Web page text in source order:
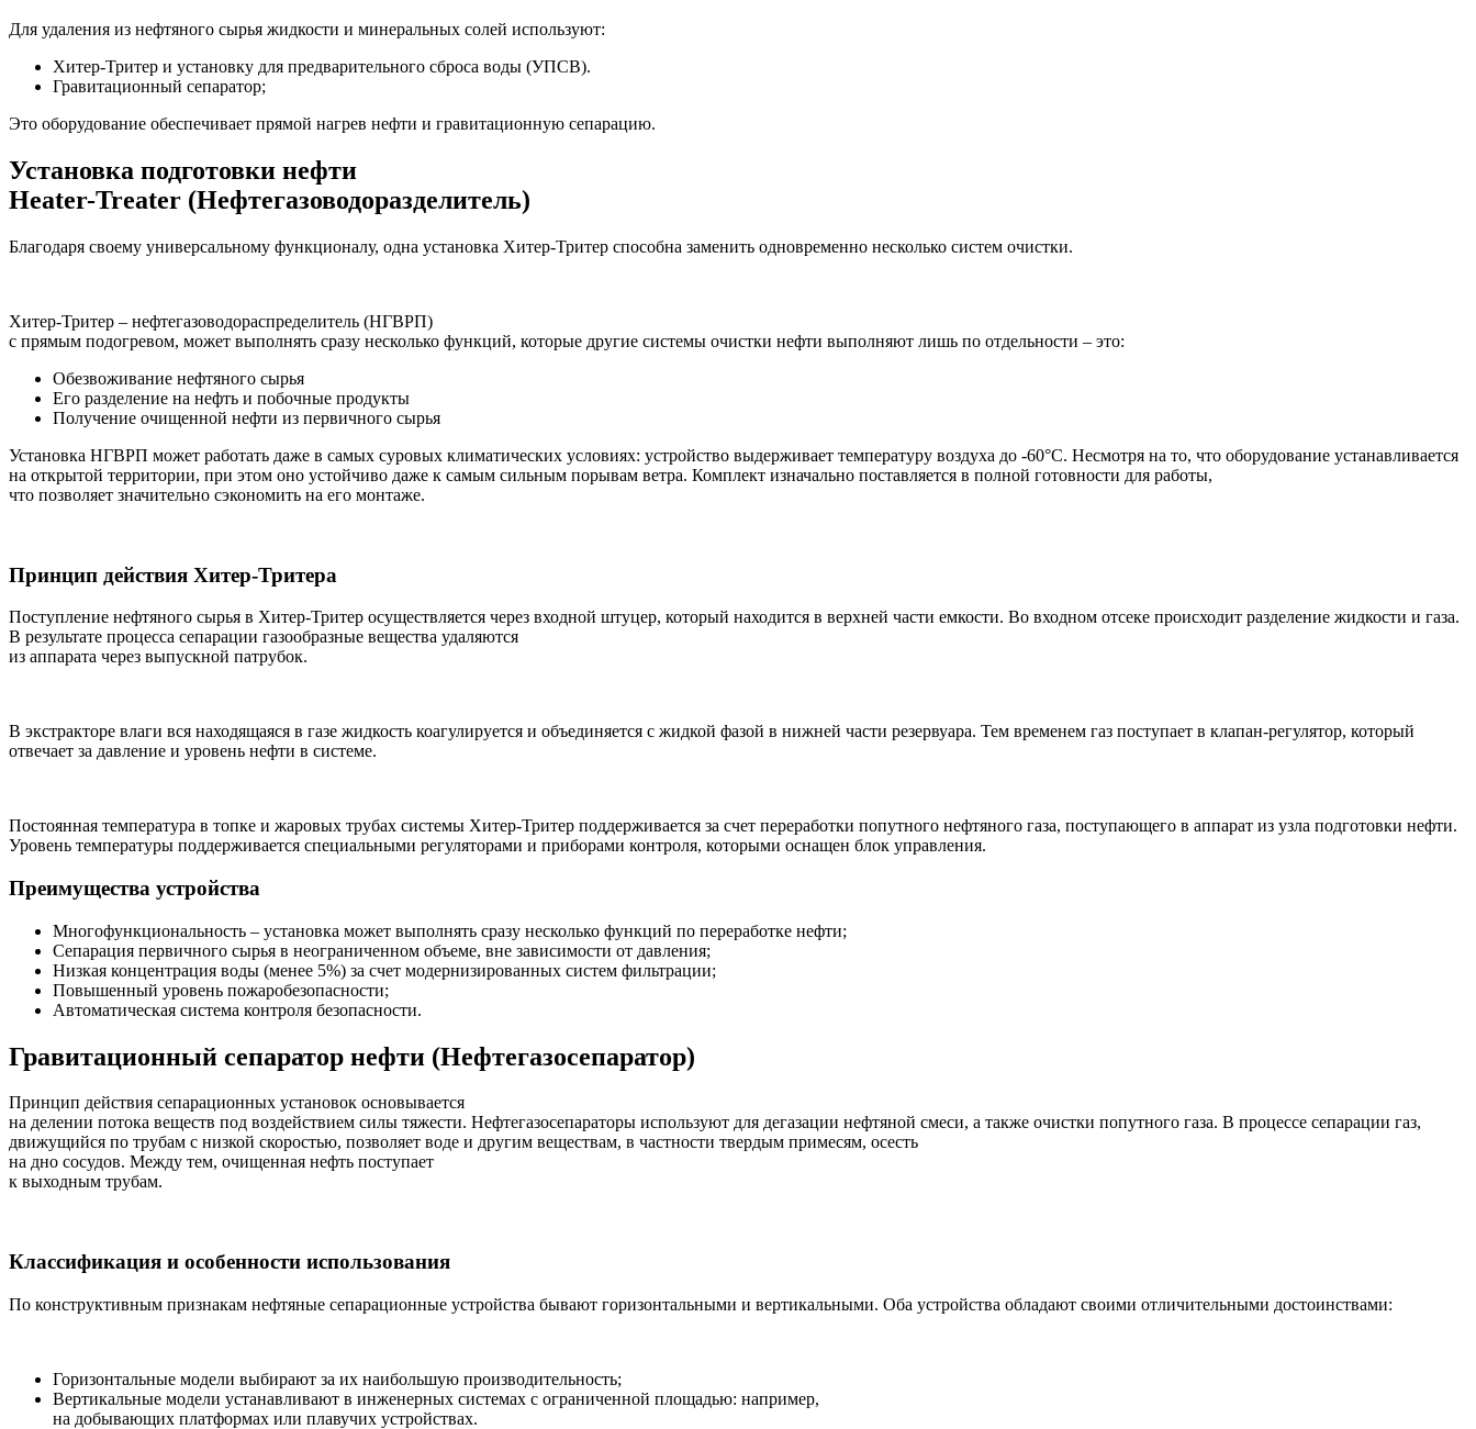
Для удаления из нефтяного сырья жидкости и минеральных солей используют:
Хитер-Тритер и установку для предварительного сброса воды (УПСВ).
Гравитационный сепаратор;
Это оборудование обеспечивает прямой нагрев нефти и гравитационную сепарацию.
Установка подготовки нефти
Heater-Treater (Нефтегазоводо­разделитель)
Благодаря своему универсальному функционалу, одна установка Хитер-Тритер способна заменить одновременно несколько систем очистки.
Хитер-Тритер – нефтегазоводораспределитель (НГВРП)
с прямым подогревом, может выполнять сразу несколько функций, которые другие системы очистки нефти выполняют лишь по отдельности – это:
Обезвоживание нефтяного сырья
Его разделение на нефть и побочные продукты
Получение очищенной нефти из первичного сырья
Установка НГВРП может работать даже в самых суровых климатических условиях: устройство выдерживает температуру воздуха до -60°C. Несмотря на то, что оборудование устанавливается
на открытой территории, при этом оно устойчиво даже к самым сильным порывам ветра. Комплект изначально поставляется в полной готовности для работы,
что позволяет значительно сэкономить на его монтаже.
Принцип действия Хитер-Тритера
Поступление нефтяного сырья в Хитер-Тритер осуществляется через входной штуцер, который находится в верхней части емкости. Во входном отсеке происходит разделение жидкости и газа.
В результате процесса сепарации газообразные вещества удаляются
из аппарата через выпускной патрубок.
В экстракторе влаги вся находящаяся в газе жидкость коагулируется и объединяется с жидкой фазой в нижней части резервуара. Тем временем газ поступает в клапан-регулятор, который
отвечает за давление и уровень нефти в системе.
Постоянная температура в топке и жаровых трубах системы Хитер-Тритер поддерживается за счет переработки попутного нефтяного газа, поступающего в аппарат из узла подготовки нефти.
Уровень температуры поддерживается специальными регуляторами и приборами контроля, которыми оснащен блок управления.
Преимущества устройства
Многофункциональность – установка может выполнять сразу несколько функций по переработке нефти;
Сепарация первичного сырья в неограниченном объеме, вне зависимости от давления;
Низкая концентрация воды (менее 5%) за счет модернизированных систем фильтрации;
Повышенный уровень пожаробезопасности;
Автоматическая система контроля безопасности.
Гравитационный сепаратор нефти (Нефтегазо­сепаратор)
Принцип действия сепарационных установок основывается
на делении потока веществ под воздействием силы тяжести. Нефтегазосепараторы используют для дегазации нефтяной смеси, а также очистки попутного газа. В процессе сепарации газ,
движущийся по трубам с низкой скоростью, позволяет воде и другим веществам, в частности твердым примесям, осесть
на дно сосудов. Между тем, очищенная нефть поступает
к выходным трубам.
Классификация и особенности использования
По конструктивным признакам нефтяные сепарационные устройства бывают горизонтальными и вертикальными. Оба устройства обладают своими отличительными достоинствами:
Горизонтальные модели выбирают за их наибольшую производительность;
Вертикальные модели устанавливают в инженерных системах с ограниченной площадью: например,
на добывающих платформах или плавучих устройствах.